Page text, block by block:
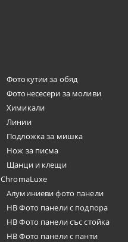
Фотокутии за обяд
Фотонесесери за моливи
Химикали
Линии
Подложка за мишка
Нож за писма
Щанци и клещи
ChromaLuxe
Алуминиеви фото панели
HB Фото панели с подпора
HB Фото панели със стойка
HB Фото панели с панти